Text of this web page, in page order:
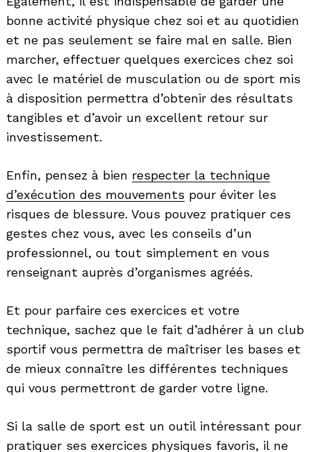
bonne activité physique chez soi et au quotidien
et ne pas seulement se faire mal en salle. Bien
marcher, effectuer quelques exercices chez soi
avec le matériel de musculation ou de sport mis
à disposition permettra d’obtenir des résultats
tangibles et d’avoir un excellent retour sur
investissement.
Enfin, pensez à bien respecter la technique
d’exécution des mouvements pour éviter les
risques de blessure. Vous pouvez pratiquer ces
gestes chez vous, avec les conseils d’un
professionnel, ou tout simplement en vous
renseignant auprès d’organismes agréés.
Et pour parfaire ces exercices et votre
technique, sachez que le fait d’adhérer à un club
sportif vous permettra de maîtriser les bases et
de mieux connaître les différentes techniques
qui vous permettront de garder votre ligne.
Si la salle de sport est un outil intéressant pour
pratiquer ses exercices physiques favoris, il ne